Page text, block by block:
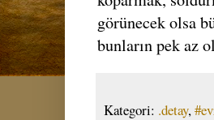
görünecek olsa
bunların pek az
Kategori: .detay,